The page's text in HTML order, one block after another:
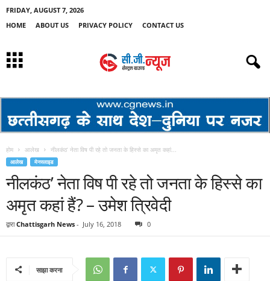
FRIDAY, AUGUST 7, 2026
HOME
ABOUT US PRIVACY POLICY CONTACT US
होम आलेख नीलकंठ’ नेता विष पी रहे तो जनता के हिस्से का अमृत कहां...
आलेख मेनस्लाइड
नीलकंठ’ नेता विष पी रहे तो जनता के हिस्से का
अमृत कहां हैं? – उमेश त्रिवेदी
द्वारा Chattisgarh News - July 16, 2018 0
साझा करना